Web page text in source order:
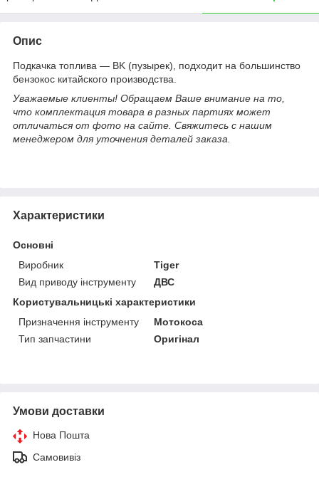
Опис
Подкачка топлива — BK (пузырек), подходит на большинство
бензокос китайского производства.
Уважаемые клиенты! Обращаем Ваше внимание на то,
что комплектация товара в разных партиях может
отличаться от фото на сайте. Свяжитесь с нашим
менеджером для уточнения деталей заказа.
Характеристики
Основні
Виробник
Tiger
Вид приводу інструменту
ДВС
Користувальницькі характеристики
Призначення інструменту
Мотокоса
Тип запчастини
Оригінал
Умови доставки
Нова Пошта
Самовивіз